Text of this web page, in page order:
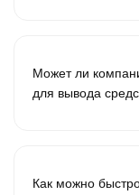
Может ли
для вывода
Как можно